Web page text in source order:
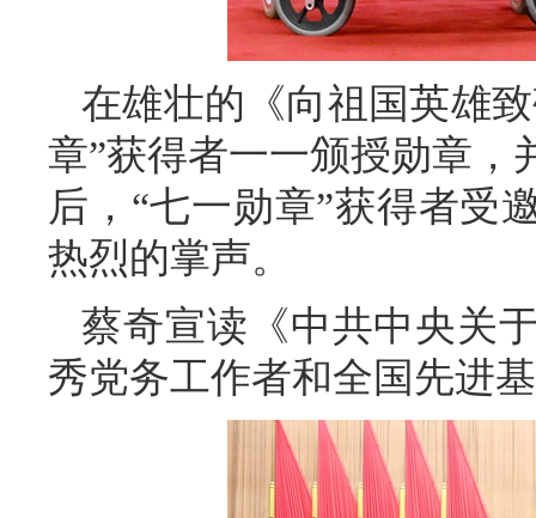
在雄壮的《向祖国英雄
章”获得者一一颁授勋章，
后，“七一勋章”获得者受
热烈的掌声。
蔡奇宣读《中共中央关
秀党务工作者和全国先进